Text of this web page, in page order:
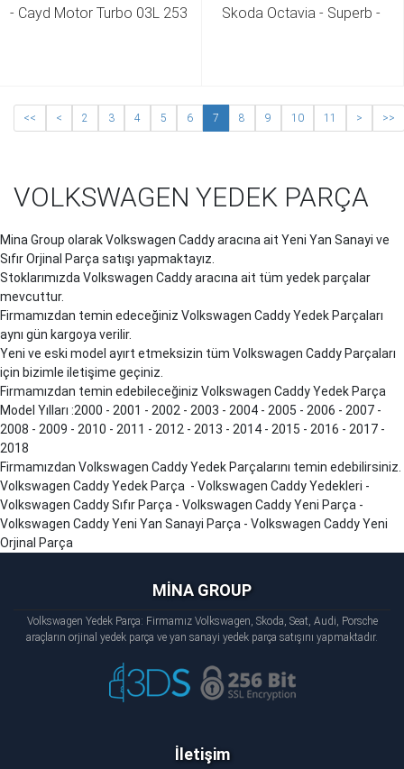
- Cayd Motor Turbo 03L 253
Skoda Octavia - Superb -
<< < 2 3 4 5 6 7 8 9 10 11 > >>
VOLKSWAGEN YEDEK PARÇA
Mina Group olarak Volkswagen Caddyaracına ait Yeni Yan Sanayi ve
Sıfır Orjinal Parça satışı yapmaktayız.
Stoklarımızda Volkswagen Caddyaracına ait tüm yedek parçalar
mevcuttur.
Firmamızdan temin edeceğiniz Volkswagen CaddyYedek Parçaları
aynı gün kargoya verilir.
Yeni ve eski model ayırt etmeksizin tüm Volkswagen Caddy Parçaları
için bizimle iletişime geçiniz.
Firmamızdan temin edebileceğiniz Volkswagen CaddyYedek Parça
Model Yılları :2000 - 2001 - 2002 - 2003 - 2004 - 2005 - 2006 - 2007 -
2008 - 2009 - 2010 - 2011 - 2012 - 2013 - 2014 - 2015 - 2016 - 2017 -
2018
Firmamızdan Volkswagen CaddyYedek Parçalarını temin edebilirsiniz.
Volkswagen CaddyYedek Parça - Volkswagen CaddyYedekleri -
Volkswagen CaddySıfır Parça - Volkswagen CaddyYeni Parça -
Volkswagen CaddyYeni Yan Sanayi Parça - Volkswagen CaddyYeni
Orjinal Parça
MİNA GROUP
Volkswagen Yedek Parça: Firmamız Volkswagen, Skoda, Seat, Audi, Porsche
araçların orjinal yedek parça ve yan sanayi yedek parça satışını yapmaktadır.
İletişim